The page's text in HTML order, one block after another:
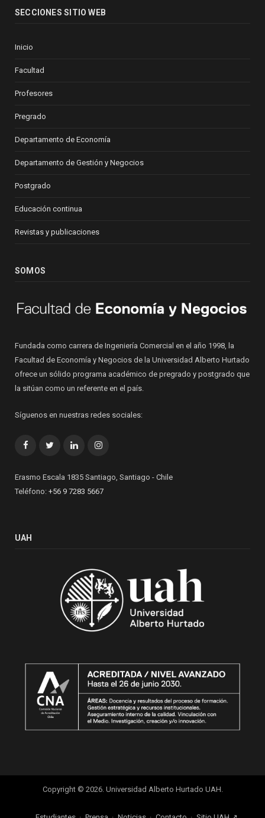
SECCIONES SITIO WEB
Inicio
Facultad
Profesores
Pregrado
Departamento de Economía
Departamento de Gestión y Negocios
Postgrado
Educación continua
Revistas y publicaciones
SOMOS
Fundada como carrera de Ingeniería Comercial en el año 1998, la
Facultad de Economía y Negocios de la Universidad Alberto Hurtado
ofrece un sólido programa académico de pregrado y postgrado que
la sitúan como un referente en el país.
Síguenos en nuestras redes sociales:
FacebookTwitterLinkedInInstagram
Erasmo Escala 1835 Santiago, Santiago - Chile
Teléfono: +56 9 7283 5667
UAH
Copyright © 2026. Universidad Alberto Hurtado UAH.